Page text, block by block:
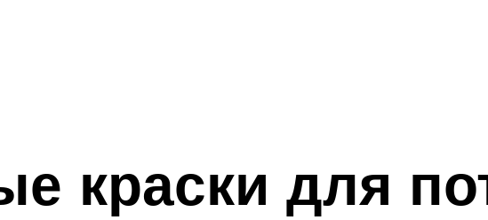
краски для